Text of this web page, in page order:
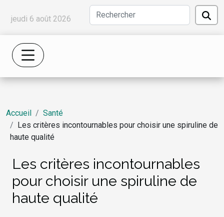
jeudi 6 août 2026
Accueil
Santé
Les critères incontournables pour choisir une spiruline de
haute qualité
Les critères incontournables
pour choisir une spiruline de
haute qualité